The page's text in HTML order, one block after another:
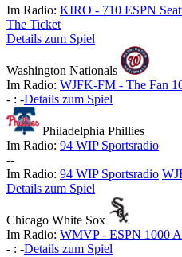
Im Radio: KIRO - 710 ESPN
The Ticket
Details zum Spiel
Washington Nationals
Im Radio: WJFK-FM - The Fan
- : -Details zum Spiel
Philadelphia Phillies
Im Radio: 94 WIP Sportsradio
--
Im Radio: 94 WIP Sportsradio
Details zum Spiel
Chicago White Sox
Im Radio: WMVP - ESPN 1000
- : -Details zum Spiel